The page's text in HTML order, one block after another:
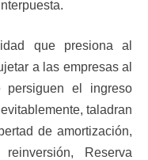
que presiona al
a las empresas al
persiguen el ingreso
taladran
de amortización,
Reserva